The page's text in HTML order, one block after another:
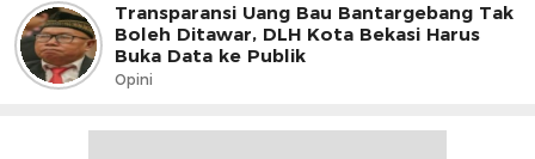
Transparansi Uang Bau Bantargebang Tak
Boleh Ditawar, DLH Kota Bekasi Harus
Buka Data ke Publik
Opini